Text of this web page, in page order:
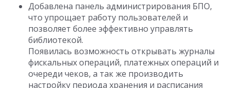
Добавлена панель администрирования БПО,
что упрощает работу пользователей и
позволяет более эффективно управлять
библиотекой.
Появилась возможность открывать журналы
фискальных операций, платежных операций и
очереди чеков, а так же производить
настройку периода хранения и расписания